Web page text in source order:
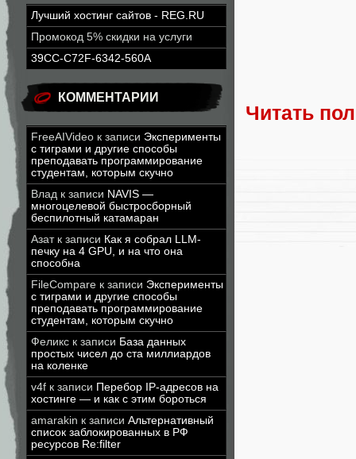
Лучший хостинг сайтов - REG.RU
Промокод 5% скидки на услуги
39CC-C72F-6342-560A
КОММЕНТАРИИ
FreeAIVideo к записи Эксперименты
с тиграми и другие способы
преподавать программирование
студентам, которым скучно
Влад к записи NAVIS —
многоцелевой быстросборный
беспилотный катамаран
Азатк записи Как я собрал LLM-
печку на 4 GPU, и на что она
способна
FileCompare к записи Эксперименты
с тиграми и другие способы
преподавать программирование
студентам, которым скучно
Феликс к записи База данных
простых чисел до ста миллиардов
на коленке
v4f к записи Перебор IP-адресов на
хостинге — и как с этим бороться
amarakin к записи Альтернативный
список заблокированных в РФ
ресурсов Re:filter
Читать